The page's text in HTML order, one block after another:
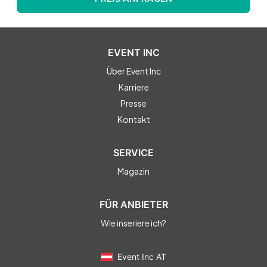
EVENT INC
Über Event Inc
Karriere
Presse
Kontakt
SERVICE
Magazin
FÜR ANBIETER
Wie inseriere ich?
Event Inc AT